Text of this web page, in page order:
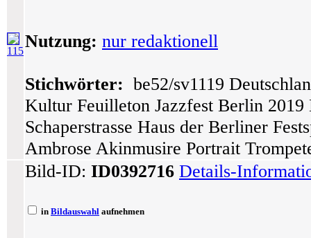
115Nutzung: nur redaktionell
Stichwörter: be52/sv1119
Kultur Feuilleton Jazzfest Berlin
Schaperstrasse Haus der Berliner
Ambrose Akinmusire Portrait
Bild-ID: ID0392716 Details-
in Bildauswahl aufnehmen